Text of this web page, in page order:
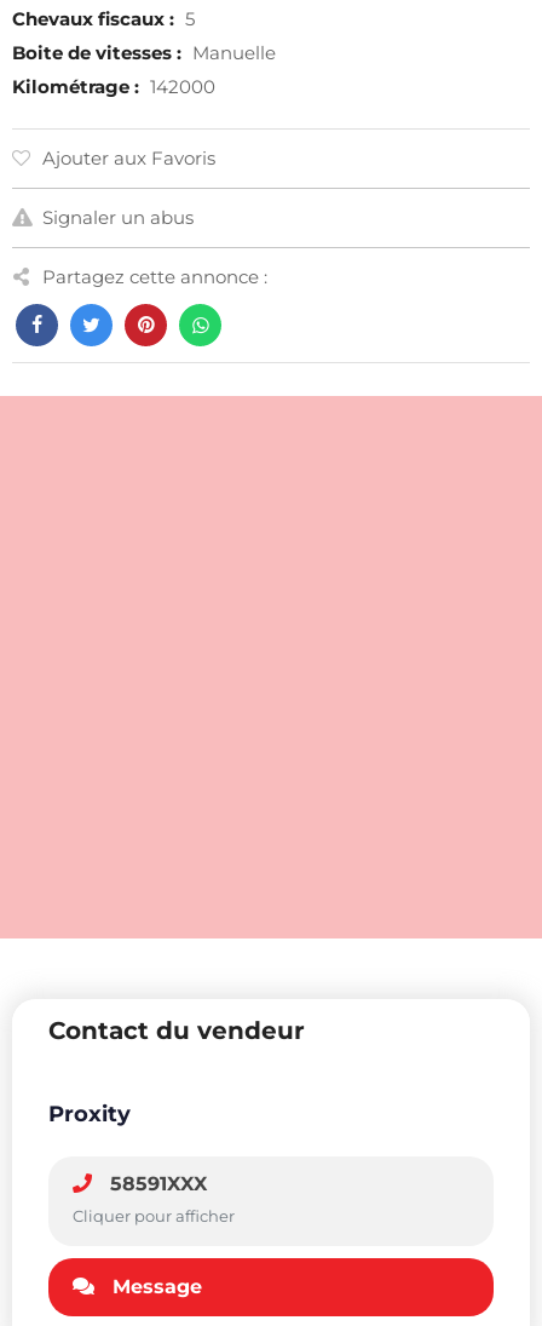
Chevaux fiscaux : 5
Boite de vitesses : Manuelle
Kilométrage : 142000
Ajouter aux Favoris
Signaler un abus
Partagez cette annonce :
Contact du vendeur
Proxity
58591XXX
Cliquer pour afficher
Message